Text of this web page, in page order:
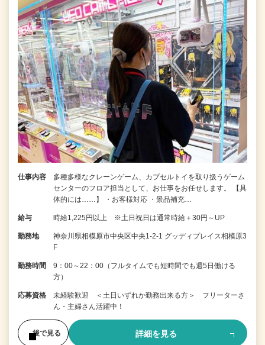
仕事内容
多種多様なクレーンゲーム、カプセルトイを取り扱うゲーム
センターのフロア担当として、お仕事をお任せします。 【具
体的には……】 ・お客様対応 ・景品補充…
給与 時給1,225円以上 ※土日祝日は通常時給＋30円～UP
勤務地
神奈川県相模原市中央区中央1-2-1 グッディプレイス相模原3
F
勤務時間
9：00～22：00（フルタイムでも短時間でも週5日働ける
方）
応募資格
未経験歓迎 ＜土日いずれか勤務出来る方＞ フリーターさ
ん・主婦さん活躍中！
後で見る 詳細を見る